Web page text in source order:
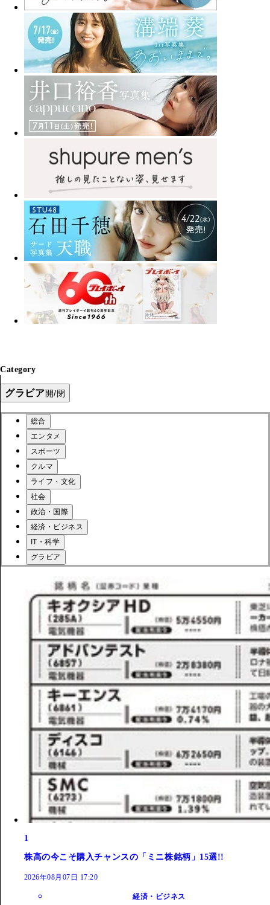
Category
グラビア開/閉
総合
エンタメ
スポーツ
クルマ
ライフ・文化
社会
政治・国際
経済・ビジネス
IT・科学
グラビア
1
株高の今こそ購入チャンスの「ミニ株銘柄」15選!!
2026年08月07日 17:20
経済・ビジネス